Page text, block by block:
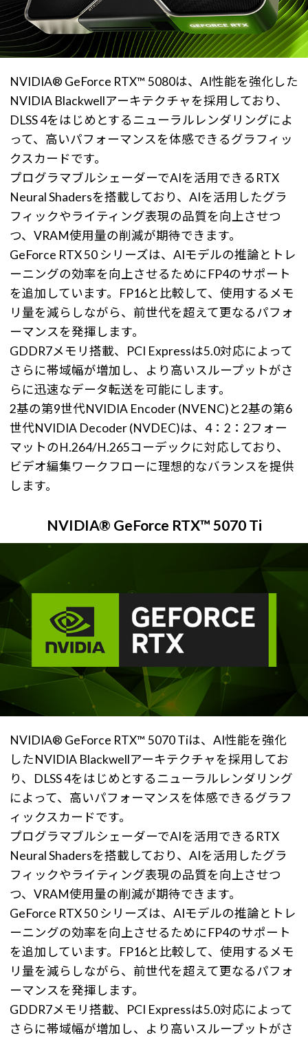
NVIDIA® GeForce RTX™ 5080は、AI性能を強化した
NVIDIA Blackwellアーキテクチャを採用しており、
DLSS 4をはじめとするニューラルレンダリングによ
って、高いパフォーマンスを体感できるグラフィッ
クスカードです。
プログラマブルシェーダーでAIを活用できるRTX
Neural Shadersを搭載しており、AIを活用したグラ
フィックやライティング表現の品質を向上させつ
つ、VRAM使用量の削減が期待できます。
GeForce RTX 50 シリーズは、AIモデルの推論とトレ
ーニングの効率を向上させるためにFP4のサポート
を追加しています。FP16と比較して、使用するメモ
リ量を減らしながら、前世代を超えて更なるパフォ
ーマンスを発揮します。
GDDR7メモリ搭載、PCI Expressは5.0対応によって
さらに帯域幅が増加し、より高いスループットがさ
らに迅速なデータ転送を可能にします。
2基の第9世代NVIDIA Encoder (NVENC)と2基の第6
世代NVIDIA Decoder (NVDEC)は、4：2：2フォー
マットのH.264/H.265コーデックに対応しており、
ビデオ編集ワークフローに理想的なバランスを提供
します。
NVIDIA® GeForce RTX™ 5070 Ti
NVIDIA® GeForce RTX™ 5070 Tiは、AI性能を強化
したNVIDIA Blackwellアーキテクチャを採用してお
り、DLSS 4をはじめとするニューラルレンダリング
によって、高いパフォーマンスを体感できるグラフ
ィックスカードです。
プログラマブルシェーダーでAIを活用できるRTX
Neural Shadersを搭載しており、AIを活用したグラ
フィックやライティング表現の品質を向上させつ
つ、VRAM使用量の削減が期待できます。
GeForce RTX 50 シリーズは、AIモデルの推論とトレ
ーニングの効率を向上させるためにFP4のサポート
を追加しています。FP16と比較して、使用するメモ
リ量を減らしながら、前世代を超えて更なるパフォ
ーマンスを発揮します。
GDDR7メモリ搭載、PCI Expressは5.0対応によって
さらに帯域幅が増加し、より高いスループットがさ